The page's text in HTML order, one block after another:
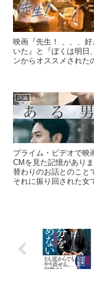
映画『先生！ 、、、
いた』と『ぼくは明日
ンからオススメされた
評論
プライム・ビデオで映
CMを見た記憶があり
替わりのお話とのこと
それに振り回された女